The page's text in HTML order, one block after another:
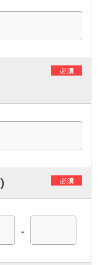
必須
必須
-